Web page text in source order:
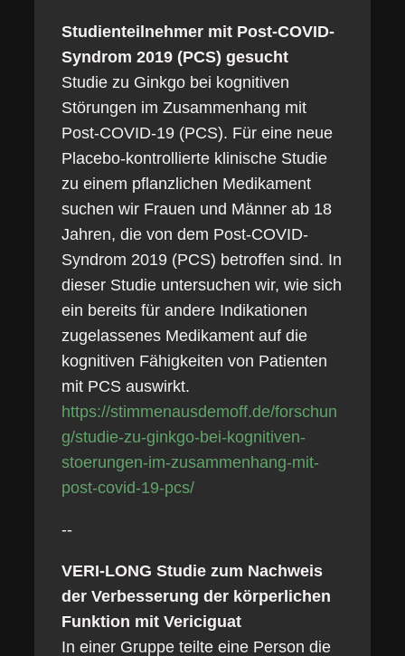
Studienteilnehmer mit Post-COVID-
Syndrom 2019 (PCS) gesucht
Studie zu Ginkgo bei kognitiven
Störungen im Zusammenhang mit
Post-COVID-19 (PCS). Für eine neue
Placebo-kontrollierte klinische Studie
zu einem pflanzlichen Medikament
suchen wir Frauen und Männer ab 18
Jahren, die von dem Post-COVID-
Syndrom 2019 (PCS) betroffen sind. In
dieser Studie untersuchen wir, wie sich
ein bereits für andere Indikationen
zugelassenes Medikament auf die
kognitiven Fähigkeiten von Patienten
mit PCS auswirkt.
https://stimmenausdemoff.de/forschun
g/studie-zu-ginkgo-bei-kognitiven-
stoerungen-im-zusammenhang-mit-
post-covid-19-pcs/
--
VERI-LONG Studie zum Nachweis
der Verbesserung der körperlichen
Funktion mit Vericiguat
In einer Gruppe teilte eine Person die